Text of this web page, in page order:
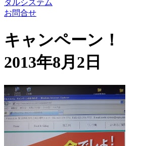
お問合せ
キャンペーン！
2013年8月2日